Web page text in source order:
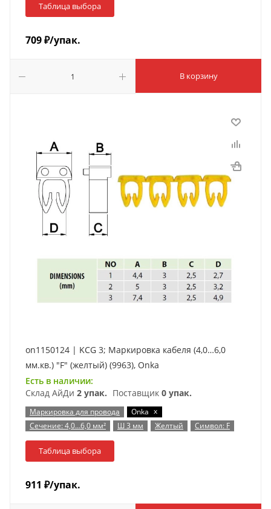
Таблица выбора
709₽/упак.
В корзину
on1150124 | KCG 3; Маркировка кабеля (4,0…6,0
мм.кв.) "F" (желтый) (9963), Onka
Есть в наличии:
Склад АйДи 2 упак. Поставщик 0 упак.
Маркировка для провода Onka x
Сечение: 4,0…6,0 мм²
Ш 3 мм Желтый Символ: F
Таблица выбора
911 ₽/упак.